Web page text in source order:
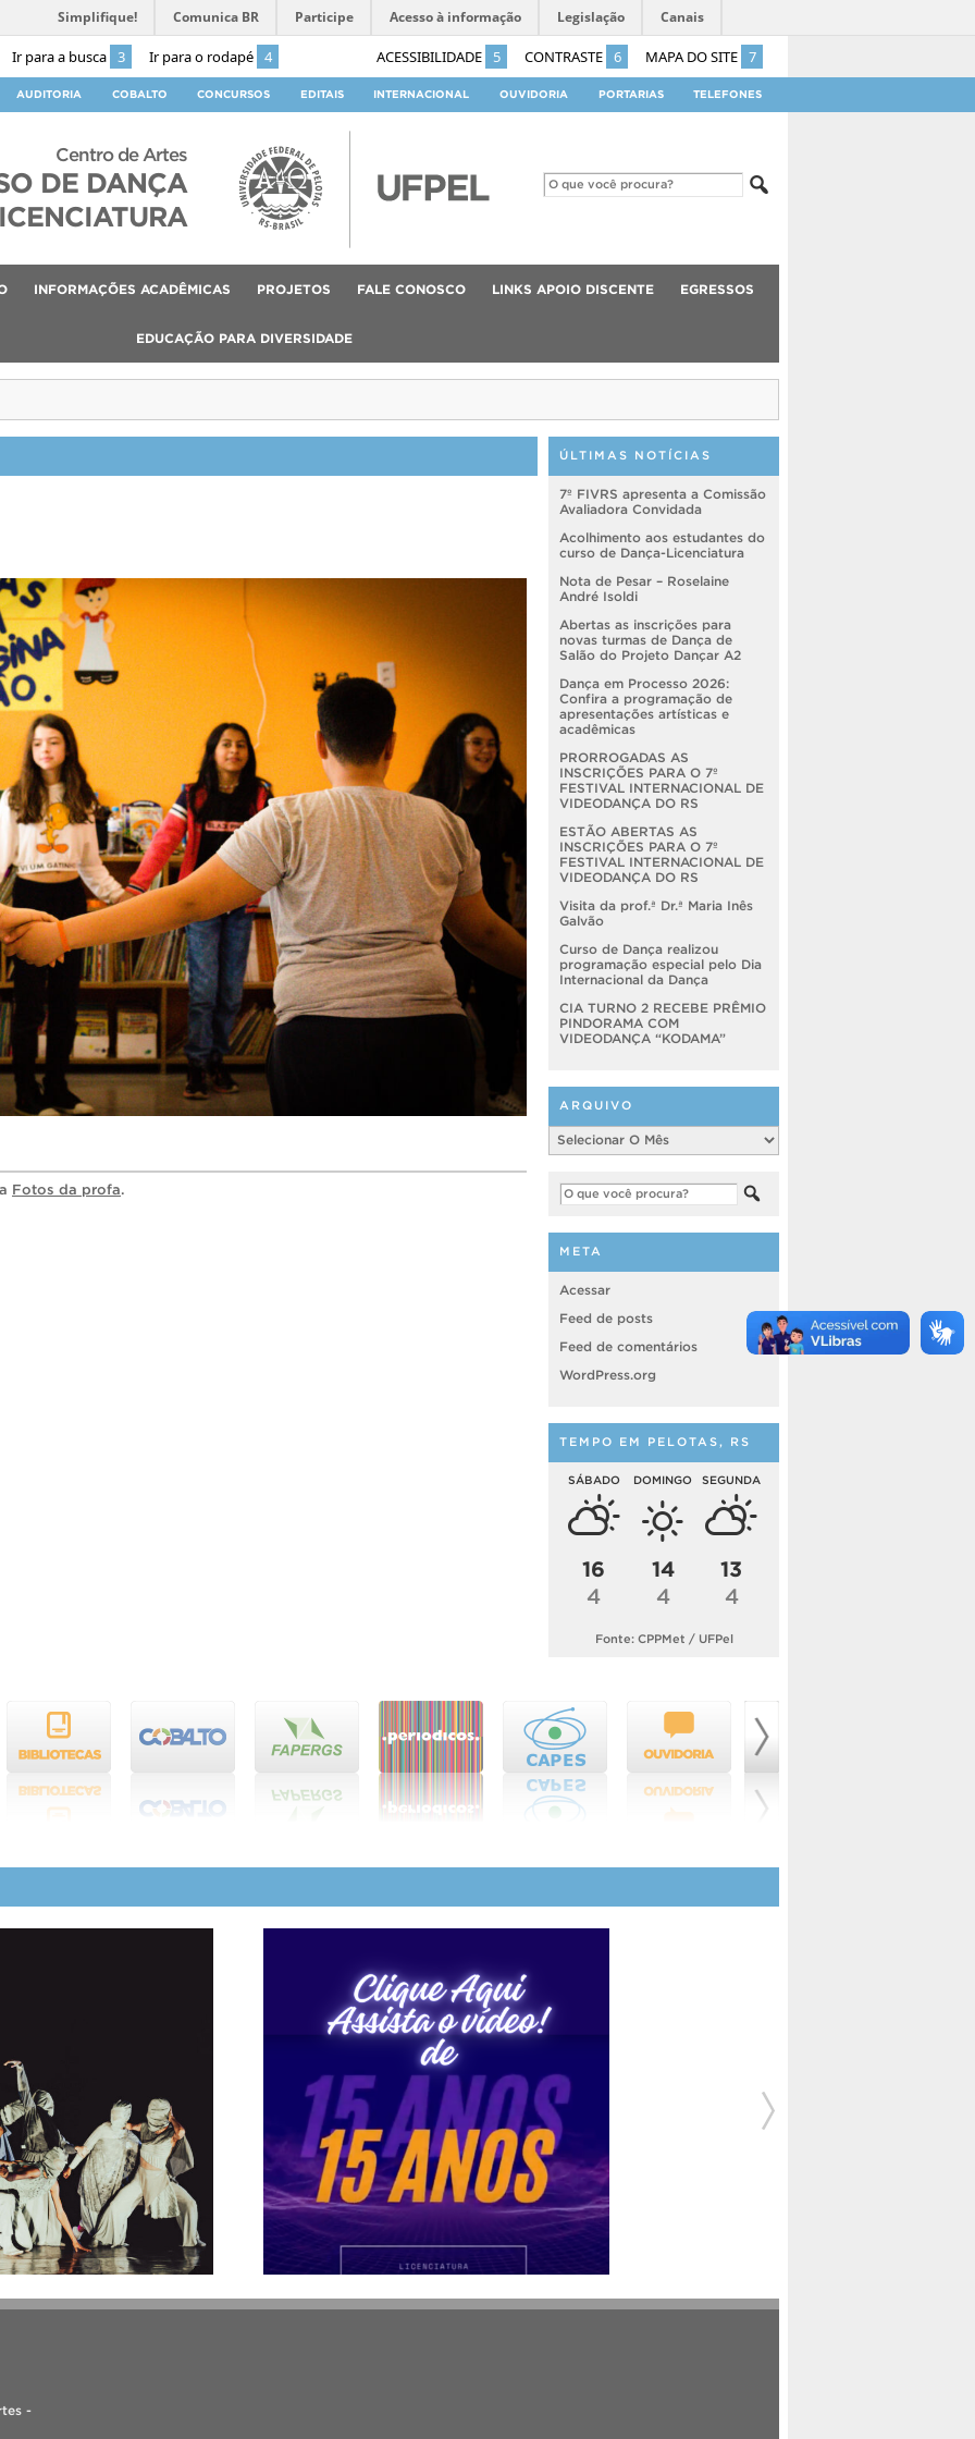
Ir para a busca 3 Ir para o rodapé 4 ACESSIBILIDADE 5 CONTRASTE 6 MAPA DO SITE 7
Simplifique! Comunica BR Participe Acesso à informação Legislação Canais
AUDITORIA COBALTO CONCURSOS EDITAIS INTERNACIONAL OUVIDORIA PORTARIAS TELEFONES
Centro de Artes
DE DANÇA
INFORMAÇÕES ACADÊMICAS PROJETOS FALE CONOSCO LINKS APOIO DISCENTE EGRESSOS
EDUCAÇÃO PARA DIVERSIDADE
Fotos da profa.
ÚLTIMAS NOTÍCIAS
7º FIVRS apresenta a Comissão
Avaliadora Convidada
Acolhimento aos estudantes do
curso de Dança-Licenciatura
Nota de Pesar – Roselaine
André Isoldi
Abertas as inscrições para
novas turmas de Dança de
Salão do Projeto Dançar A2
Dança em Processo 2026:
Confira a programação de
apresentações artísticas e
acadêmicas
PRORROGADAS AS
INSCRIÇÕES PARA O 7º
FESTIVAL INTERNACIONAL DE
VIDEODANÇA DO RS
ESTÃO ABERTAS AS
INSCRIÇÕES PARA O 7º
FESTIVAL INTERNACIONAL DE
VIDEODANÇA DO RS
Visita da prof.ª Dr.ª Maria Inês
Galvão
Curso de Dança realizou
programação especial pelo Dia
Internacional da Dança
CIA TURNO 2 RECEBE PRÊMIO
PINDORAMA COM
VIDEODANÇA “KODAMA”
ARQUIVO
Arquivo
META
Acessar
Feed de posts
Feed de comentários
WordPress.org
TEMPO EM PELOTAS, RS
SÁBADO
16
4
DOMINGO
14
4
SEGUNDA
13
4
Fonte: CPPMet / UFPel
-